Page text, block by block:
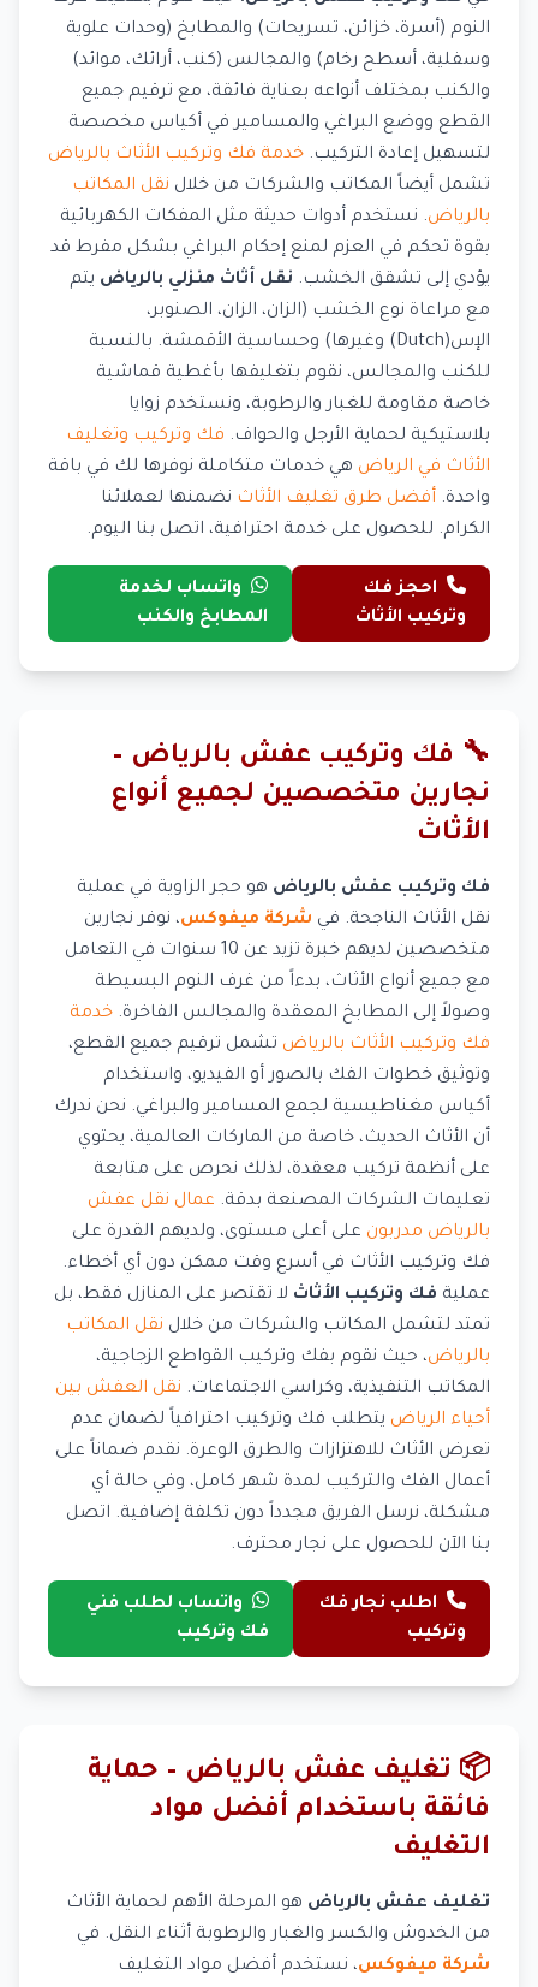
النوم (أسرة، خزائن، تسريحات) والمطابخ (وحدات علوية
وسفلية، أسطح رخام) والمجالس (كنب، أرائك، موائد)
والكنب بمختلف أنواعه بعناية فائقة، مع ترقيم جميع
القطع ووضع البراغي والمسامير في أكياس مخصصة
لتسهيل إعادة التركيب. خدمة فك وتركيب الأثاث بالرياض
تشمل أيضاً المكاتب والشركات من خلال نقل المكاتب
بالرياض. نستخدم أدوات حديثة مثل المفكات الكهربائية
بقوة تحكم في العزم لمنع إحكام البراغي بشكل مفرط قد
يؤدي إلى تشقق الخشب. نقل أثاث منزلي بالرياض يتم
مع مراعاة نوع الخشب (الزان، الزان، الصنوبر،
الإس(Dutch) وغيرها) وحساسية الأقمشة. بالنسبة
للكنب والمجالس، نقوم بتغليفها بأغطية قماشية
خاصة مقاومة للغبار والرطوبة، ونستخدم زوايا
بلاستيكية لحماية الأرجل والحواف. فك وتركيب وتغليف
الأثاث في الرياض هي خدمات متكاملة نوفرها لك في باقة
واحدة. أفضل طرق تغليف الأثاث نضمنها لعملائنا
الكرام. للحصول على خدمة احترافية، اتصل بنا اليوم.
احجز فك
وتركيب الأثاث
واتساب لخدمة
المطابخ والكنب
🔧 فك وتركيب عفش بالرياض –
نجارين متخصصين لجميع أنواع
الأثاث
فك وتركيب عفش بالرياض هو حجر الزاوية في عملية
نقل الأثاث الناجحة. في شركة ميفوكس، نوفر نجارين
متخصصين لديهم خبرة تزيد عن 10 سنوات في التعامل
مع جميع أنواع الأثاث، بدءاً من غرف النوم البسيطة
وصولاً إلى المطابخ المعقدة والمجالس الفاخرة. خدمة
فك وتركيب الأثاث بالرياض تشمل ترقيم جميع القطع،
وتوثيق خطوات الفك بالصور أو الفيديو، واستخدام
أكياس مغناطيسية لجمع المسامير والبراغي. نحن ندرك
أن الأثاث الحديث، خاصة من الماركات العالمية، يحتوي
على أنظمة تركيب معقدة، لذلك نحرص على متابعة
تعليمات الشركات المصنعة بدقة. عمال نقل عفش
بالرياض مدربون على أعلى مستوى، ولديهم القدرة على
فك وتركيب الأثاث في أسرع وقت ممكن دون أي أخطاء.
عملية فك وتركيب الأثاث لا تقتصر على المنازل فقط، بل
تمتد لتشمل المكاتب والشركات من خلال نقل المكاتب
بالرياض، حيث نقوم بفك وتركيب القواطع الزجاجية،
المكاتب التنفيذية، وكراسي الاجتماعات. نقل العفش بين
أحياء الرياض يتطلب فك وتركيب احترافياً لضمان عدم
تعرض الأثاث للاهتزازات والطرق الوعرة. نقدم ضماناً على
أعمال الفك والتركيب لمدة شهر كامل، وفي حالة أي
مشكلة، نرسل الفريق مجدداً دون تكلفة إضافية. اتصل
بنا الآن للحصول على نجار محترف.
اطلب نجار فك
وتركيب
واتساب لطلب فني
فك وتركيب
📦 تغليف عفش بالرياض – حماية
فائقة باستخدام أفضل مواد
التغليف
تغليف عفش بالرياض هو المرحلة الأهم لحماية الأثاث
من الخدوش والكسر والغبار والرطوبة أثناء النقل. في
شركة ميفوكس، نستخدم أفضل مواد التغليف